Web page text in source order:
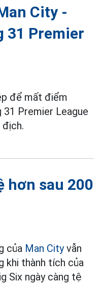
City -
31 Premier
để mất điểm
Premier League
hơn sau 200
của Man Cityvẫn
khi thành tích của
Six ngày càng tệ